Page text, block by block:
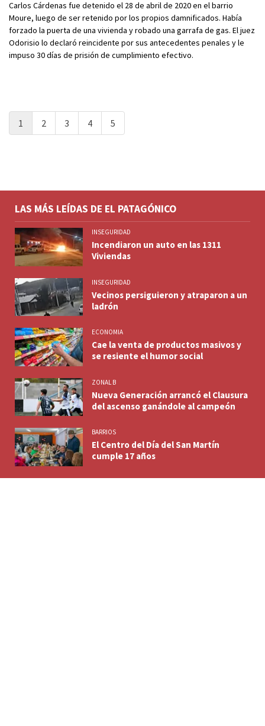
Carlos Cárdenas fue detenido el 28 de abril de 2020 en el barrio
Moure, luego de ser retenido por los propios damnificados. Había
forzado la puerta de una vivienda y robado una garrafa de gas. El juez
Odorisio lo declaró reincidente por sus antecedentes penales y le
impuso 30 días de prisión de cumplimiento efectivo.
1 2 3 4 5
LAS MÁS LEÍDAS DE EL PATAGÓNICO
INSEGURIDAD
Incendiaron un auto en las 1311
Viviendas
INSEGURIDAD
Vecinos persiguieron y atraparon a un
ladrón
ECONOMIA
Cae la venta de productos masivos y
se resiente el humor social
ZONAL B
Nueva Generación arrancó el Clausura
del ascenso ganándole al campeón
BARRIOS
El Centro del Día del San Martín
cumple 17 años